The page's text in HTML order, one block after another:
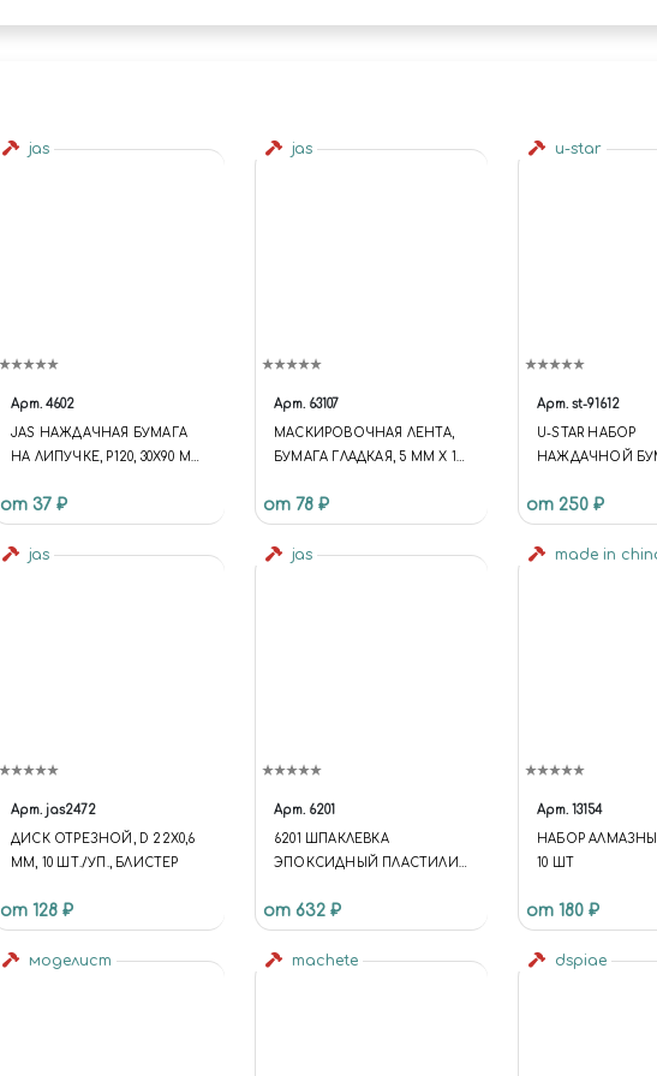
jas
Арт. 4602
JAS НАЖДАЧНАЯ БУМАГА
НА ЛИПУЧКЕ, P120, 30X90 ММ,
от 37 ₽
jas
Арт. 63107
МАСКИРОВОЧНАЯ ЛЕНТА,
БУМАГА ГЛАДКАЯ, 5 ММ Х 18
от 78 ₽
u-star
Арт. st-91612
U-STAR НАБОР
НАЖДАЧНОЙ
от 250 ₽
jas
Арт. jas2472
ДИСК ОТРЕЗНОЙ, D 22Х0,6
ММ, 10 ШТ./УП., БЛИСТЕР
от 128 ₽
jas
Арт. 6201
6201 ШПАКЛЕВКА
ЭПОКСИДНЫЙ ПЛАСТИЛИН
от 632 ₽
made in
Арт. 13154
НАБОР
10 ШТ
от 180 ₽
моделист machete dspiae